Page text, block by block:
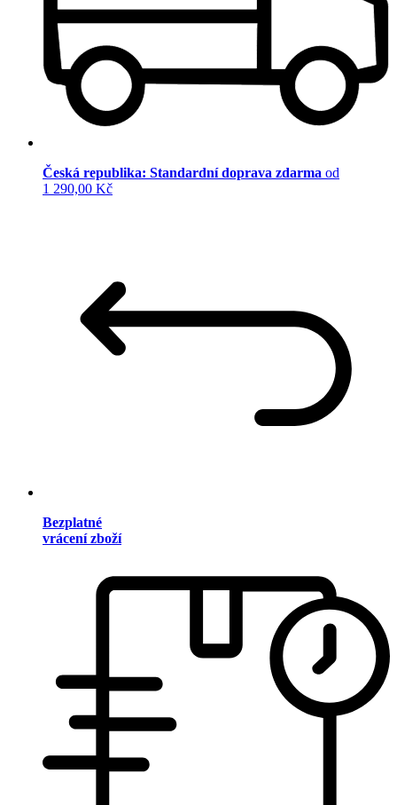
Česká republika: Standardní doprava zdarma od
1 290,00 Kč
Bezplatné
vrácení zboží